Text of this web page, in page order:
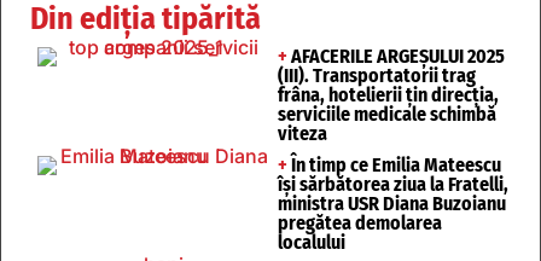
Din ediția tipărită
+ AFACERILE ARGEȘULUI 2025
(III). Transportatorii trag
frâna, hotelierii țin direcția,
serviciile medicale schimbă
viteza
+ În timp ce Emilia Mateescu
își sărbătorea ziua la Fratelli,
ministra USR Diana Buzoianu
pregătea demolarea
localului